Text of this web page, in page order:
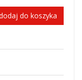
do koszyka